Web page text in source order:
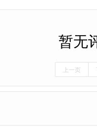
暂无
上一页